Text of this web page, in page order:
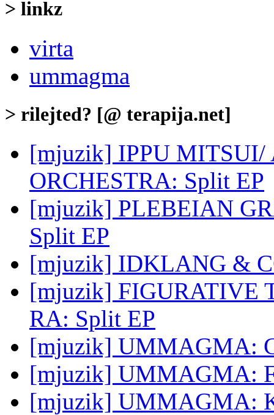
> linkz
virta
ummagma
> rilejted? [@ terapija.net]
[mjuzik] IPPU MITSUI/
ORCHESTRA: Split EP
[mjuzik] PLEBEIAN
Split EP
[mjuzik] IDKLANG &
[mjuzik] FIGURATIVE
RA: Split EP
[mjuzik] UMMAGMA:
[mjuzik] UMMAGMA:
[mjuzik] UMMAGMA: